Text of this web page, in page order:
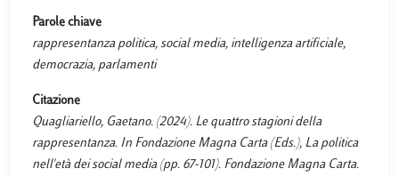
Parole chiave
rappresentanza politica, social media, intelligenza artificiale,
democrazia, parlamenti
Citazione
Quagliariello, Gaetano. (2024). Le quattro stagioni della
rappresentanza. In Fondazione Magna Carta (Eds.), La politica
nell'età dei social media (pp. 67-101). Fondazione Magna Carta.